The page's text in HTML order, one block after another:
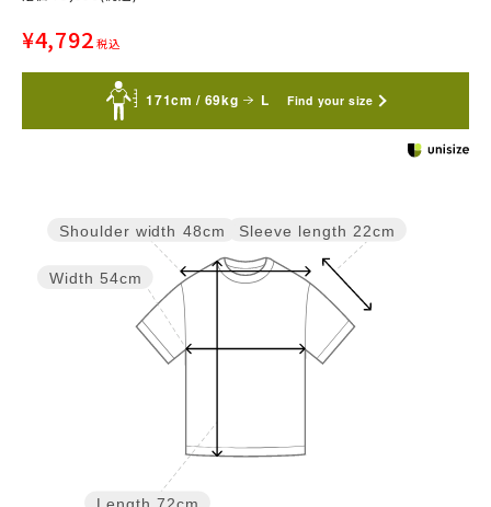
¥4,792 税込
171cm / 69kg L Find your size
Sleeve length 22cm
Width 54cm
Shoulder width 48cm